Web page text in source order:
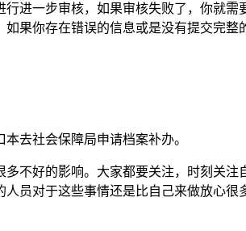
进一步审核，如果审核失败了，你就
果你存在错误的信息或是没有提交完整
去社会保障局申请档案补办。
不好的影响。大家都要关注，时刻关
员对于这些事情还是比自己来做放心很